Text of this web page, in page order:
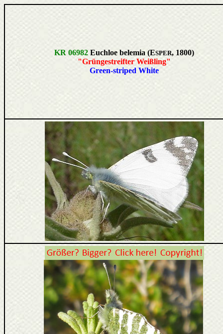
KR 06982 Euchloe belemia (ESPER, 1800)
"Grüngestreifter Weißling"
Green-striped White